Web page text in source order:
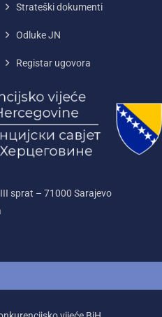
Strateški dokumenti
Odluke JN
Registar ugovora
sprat – 71000‌ Sarajevo